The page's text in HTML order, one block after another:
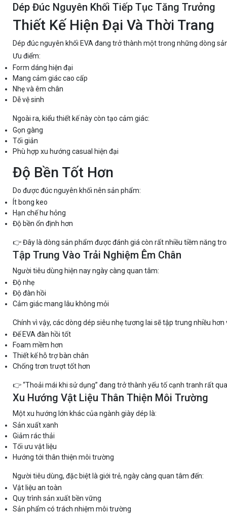
Dép Đúc Nguyên Khối Tiếp Tục Tăng Trưởng
Thiết Kế Hiện Đại Và Thời Trang
Dép đúc nguyên khối EVA đang trở thành một trong những dòng
Ưu điểm:
Form dáng hiện đại
Mang cảm giác cao cấp
Nhẹ và êm chân
Dễ vệ sinh
Ngoài ra, kiểu thiết kế này còn tạo cảm giác:
Gọn gàng
Tối giản
Phù hợp xu hướng casual hiện đại
Độ Bền Tốt Hơn
Do được đúc nguyên khối nên sản phẩm:
Ít bong keo
Hạn chế hư hỏng
Độ bền ổn định hơn
👉 Đây là dòng sản phẩm được đánh giá còn rất nhiều tiềm năng
Tập Trung Vào Trải Nghiệm Êm Chân
Người tiêu dùng hiện nay ngày càng quan tâm:
Độ nhẹ
Độ đàn hồi
Cảm giác mang lâu không mỏi
Chính vì vậy, các dòng dép siêu nhẹ tương lai sẽ tập trung nhiều hơn
Đế EVA đàn hồi tốt
Foam mềm hơn
Thiết kế hỗ trợ bàn chân
Chống trơn trượt tốt hơn
👉 “Thoải mái khi sử dụng” đang trở thành yếu tố cạnh tranh rất
Xu Hướng Vật Liệu Thân Thiện Môi Trường
Một xu hướng lớn khác của ngành giày dép là:
Sản xuất xanh
Giảm rác thải
Tối ưu vật liệu
Hướng tới thân thiện môi trường
Người tiêu dùng, đặc biệt là giới trẻ, ngày càng quan tâm đến:
Vật liệu an toàn
Quy trình sản xuất bền vững
Sản phẩm có trách nhiệm môi trường